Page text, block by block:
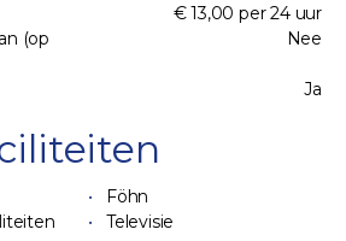
€ 13,00 per 24 uur
(op
Nee
Ja
Föhn
Televisie